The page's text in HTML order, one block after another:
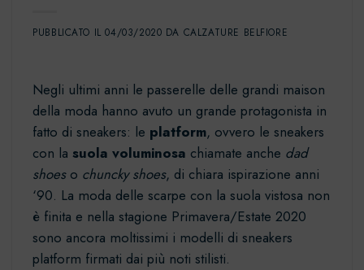
PUBBLICATO IL04/03/2020 DA CALZATURE BELFIORE
Negli ultimi anni le passerelle delle grandi maison
della moda hanno avuto un grande protagonista in
fatto di sneakers: le platform, ovvero le sneakers
con la suola voluminosa chiamate anche dad
shoeso chuncky shoes, di chiara ispirazione anni
‘90. La moda delle scarpe con la suola vistosa non
è finita e nella stagione Primavera/Estate 2020
sono ancora moltissimi i modelli di sneakers
platform firmati dai più noti stilisti.